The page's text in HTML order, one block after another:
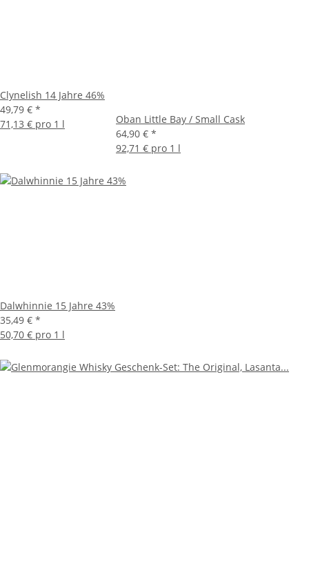
Clynelish 14 Jahre 46%
49,79 € *
71,13 € pro 1 l
Oban Little Bay / Small Cask
64,90 € *
92,71 € pro 1 l
Dalwhinnie 15 Jahre 43%
35,49 € *
50,70 € pro 1 l